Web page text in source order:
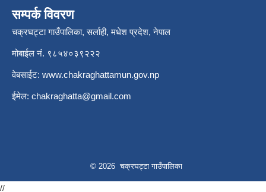
सम्पर्क विवरण
चक्रघट्टा गाउँपालिका, सर्लाही, मधेश प्रदेश, नेपाल
मोबाईल नं. ९८५४०३९२२२
वेबसाईट: www.chakraghattamun.gov.np
ईमेल: chakraghatta@gmail.com
© 2026 चक्रघट्टा गाउँपालिका
//